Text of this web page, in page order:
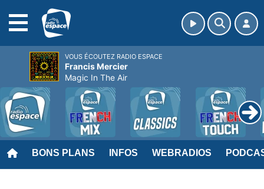
BONS PLANS INFOS WEBRADIOS
VOUS ÉCOUTEZ RADIO ESPACE
Francis Mercier
Magic In The Air